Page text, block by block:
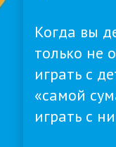
Когда вы
только не
играть с
«самой
играть с